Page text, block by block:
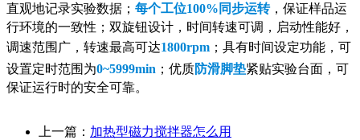
直观地记录实验数据； 每个工位100%同步运转，保证样品运
行环境的一致性；双旋钮设计，时间转速可调，启动性能好，
调速范围广，转速最高可达1800rpm ；具有时间设定功能，可
设置定时范围为0~5999min ；优质防滑脚垫紧贴实验台面，可
保证运行时的安全可靠。
上一篇： 加热型磁力搅拌器怎么用